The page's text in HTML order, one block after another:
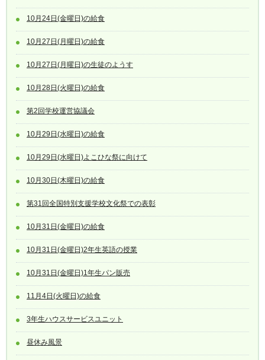
10月24日(金曜日)の給食
10月27日(月曜日)の給食
10月27日(月曜日)の生徒のようす
10月28日(火曜日)の給食
第2回学校運営協議会
10月29日(水曜日)の給食
10月29日(水曜日)よこひな祭に向けて
10月30日(木曜日)の給食
第31回全国特別支援学校文化祭での表彰
10月31日(金曜日)の給食
10月31日(金曜日)2年生英語の授業
10月31日(金曜日)1年生パン販売
11月4日(火曜日)の給食
3年生ハウスサービスユニット
昼休み風景